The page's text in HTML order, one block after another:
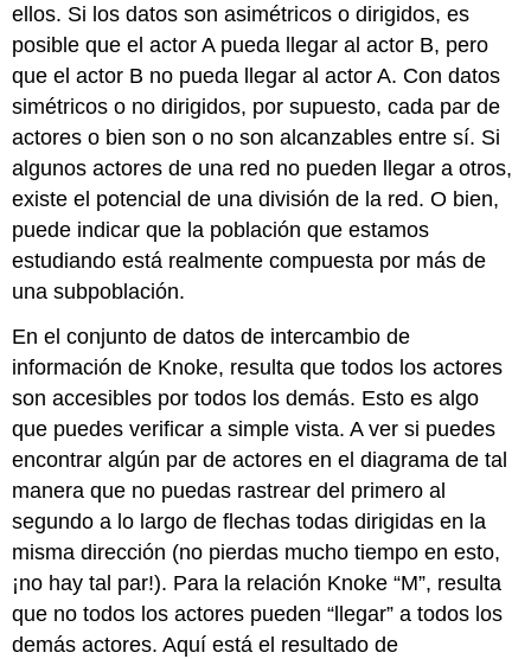
ellos. Si los datos son asimétricos o dirigidos, es
posible que el actor A pueda llegar al actor B, pero
que el actor B no pueda llegar al actor A. Con datos
simétricos o no dirigidos, por supuesto, cada par de
actores o bien son o no son alcanzables entre sí. Si
algunos actores de una red no pueden llegar a otros,
existe el potencial de una división de la red. O bien,
puede indicar que la población que estamos
estudiando está realmente compuesta por más de
una subpoblación.
En el conjunto de datos de intercambio de
información de Knoke, resulta que todos los actores
son accesibles por todos los demás. Esto es algo
que puedes verificar a simple vista. A ver si puedes
encontrar algún par de actores en el diagrama de tal
manera que no puedas rastrear del primero al
segundo a lo largo de flechas todas dirigidas en la
misma dirección (no pierdas mucho tiempo en esto,
¡no hay tal par!). Para la relación Knoke “M”, resulta
que no todos los actores pueden “llegar” a todos los
demás actores. Aquí está el resultado de